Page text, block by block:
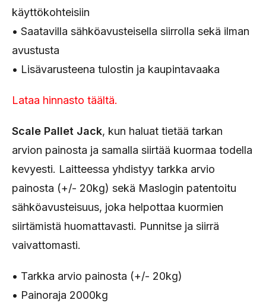
käyttökohteisiin
• Saatavilla sähköavusteisella siirrolla sekä ilman
avustusta
• Lisävarusteena tulostin ja kaupintavaaka
Lataa hinnasto täältä.
Scale Pallet Jack, kun haluat tietää tarkan
arvion painosta ja samalla siirtää kuormaa todella
kevyesti. Laitteessa yhdistyy tarkka arvio
painosta (+/- 20kg) sekä Maslogin patentoitu
sähköavusteisuus, joka helpottaa kuormien
siirtämistä huomattavasti. Punnitse ja siirrä
vaivattomasti.
• Tarkka arvio painosta (+/- 20kg)
• Painoraja 2000kg